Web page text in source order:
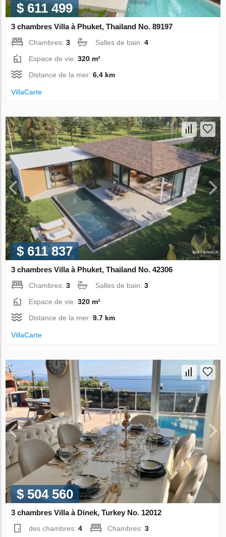
$ 611 499
3 chambres Villa à Phuket, Thailand No. 89197
Chambres:3 Salles de bain:4
Espace de vie:320 m²
Distance de la mer:6.4 km
VillaСarte
$ 611 837
3 chambres Villa à Phuket, Thailand No. 42306
Chambres:3 Salles de bain:3
Espace de vie:320 m²
Distance de la mer:9.7 km
VillaСarte
$ 504 560
3 chambres Villa à Dinek, Turkey No. 12012
des chambres:4 Chambres:3